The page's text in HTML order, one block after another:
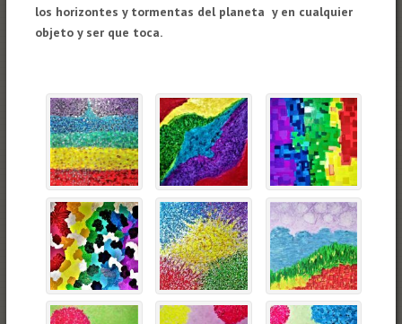
los horizontes y tormentas del planeta y en cualquier
objeto y ser que toca.